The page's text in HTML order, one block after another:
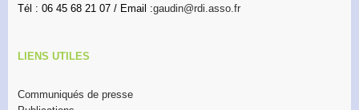
Tél : 06 45 68 21 07 / Email :gaudin@rdi.asso.fr
LIENS UTILES
Communiqués de presse